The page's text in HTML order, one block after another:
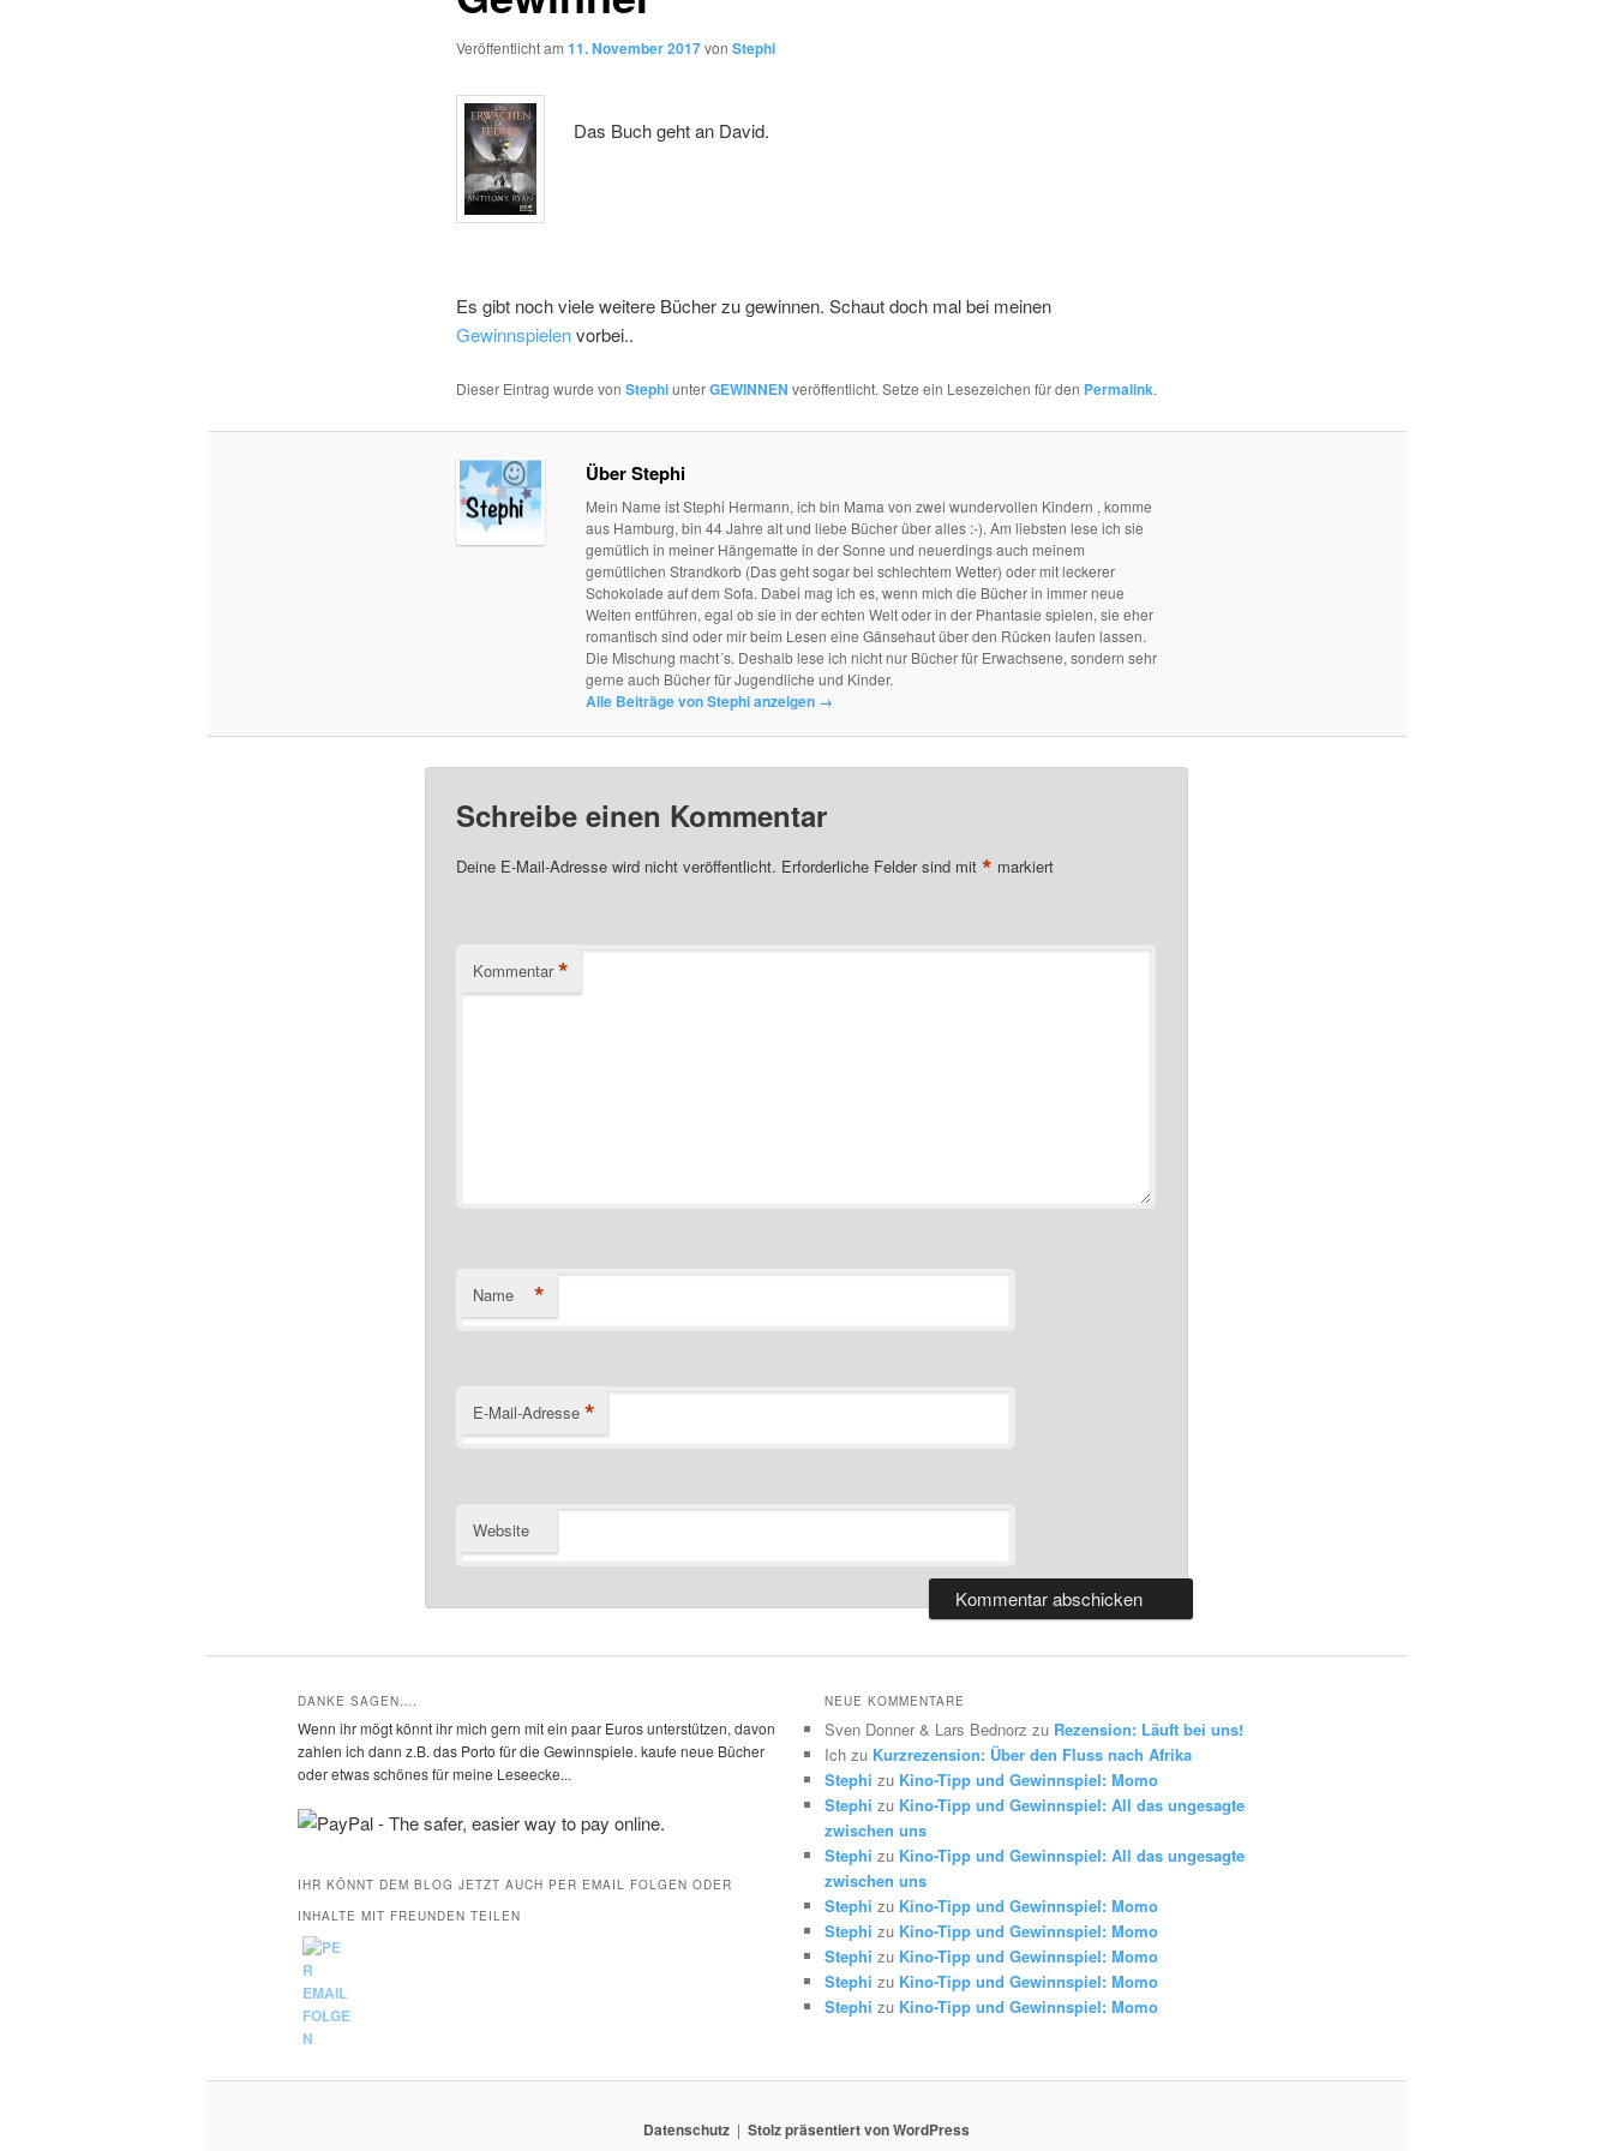
Veröffentlicht am 11. November 2017von Stephi
Das Buch geht an David.
Es gibt noch viele weitere Bücher zu gewinnen. Schaut doch mal bei meinen
Gewinnspielenvorbei..
Dieser Eintrag wurde von StephiunterGEWINNEN veröffentlicht. Setze ein Lesezeichen für den Permalink.
Über Stephi
Mein Name ist Stephi Hermann, ich bin Mama von zwei wundervollen Kindern , komme
aus Hamburg, bin 44 Jahre alt und liebe Bücher über alles :-). Am liebsten lese ich sie
gemütlich in meiner Hängematte in der Sonne und neuerdings auch meinem
gemütlichen Strandkorb (Das geht sogar bei schlechtem Wetter) oder mit leckerer
Schokolade auf dem Sofa. Dabei mag ich es, wenn mich die Bücher in immer neue
Welten entführen, egal ob sie in der echten Welt oder in der Phantasie spielen, sie eher
romantisch sind oder mir beim Lesen eine Gänsehaut über den Rücken laufen lassen.
Die Mischung macht´s. Deshalb lese ich nicht nur Bücher für Erwachsene, sondern sehr
gerne auch Bücher für Jugendliche und Kinder.
Alle Beiträge von Stephi anzeigen →
Schreibe einen Kommentar
Deine E-Mail-Adresse wird nicht veröffentlicht. Erforderliche Felder sind mit * markiert
Kommentar *
Name *
E-Mail-Adresse *
Website
DANKE SAGEN….
Wenn ihr mögt könnt ihr mich gern mit ein paar Euros unterstützen, davon
zahlen ich dann z.B. das Porto für die Gewinnspiele. kaufe neue Bücher
oder etwas schönes für meine Leseecke...
IHR KÖNNT DEM BLOG JETZT AUCH PER EMAIL FOLGEN ODER
INHALTE MIT FREUNDEN TEILEN
NEUE KOMMENTARE
Sven Donner & Lars Bednorz zu Rezension: Läuft bei uns!
Ich zu Kurzrezension: Über den Fluss nach Afrika
Stephi zu Kino-Tipp und Gewinnspiel: Momo
Stephi zu Kino-Tipp und Gewinnspiel: All das ungesagte
zwischen uns
Stephi zu Kino-Tipp und Gewinnspiel: All das ungesagte
zwischen uns
Stephi zu Kino-Tipp und Gewinnspiel: Momo
Stephi zu Kino-Tipp und Gewinnspiel: Momo
Stephi zu Kino-Tipp und Gewinnspiel: Momo
Stephi zu Kino-Tipp und Gewinnspiel: Momo
Stephi zu Kino-Tipp und Gewinnspiel: Momo
Datenschutz Stolz präsentiert von WordPress